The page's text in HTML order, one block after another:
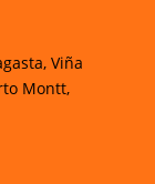
Viña
Montt,